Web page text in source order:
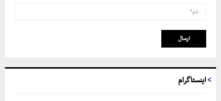
اینستاگرام